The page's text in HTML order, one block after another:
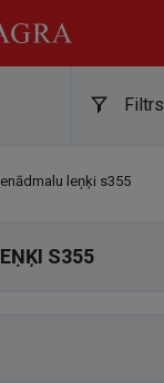
Filtrs
leņķi s355
S355